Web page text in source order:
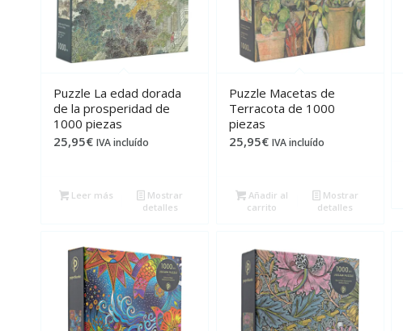
Puzzle La edad dorada
de la prosperidad de
1000 piezas
25,95€ IVA incluído
Leer más
Mostrar
detalles
Puzzle Macetas de
Terracota de 1000
piezas
25,95€ IVA incluído
Añadir al
carrito
Mostrar
detalles